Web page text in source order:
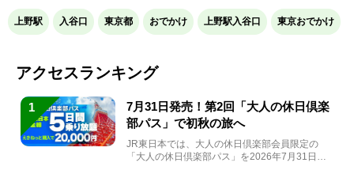
上野駅 入谷口 東京都 おでかけ 上野駅入谷口 東京おでかけ
アクセスランキング
1
7月31日発売！第2回「大人の休日倶楽
部パス」で初秋の旅へ
JR東日本では、大人の休日倶楽部会員限定の
「大人の休日倶楽部パス」を2026年7月31日